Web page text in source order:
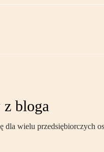
bloga
dla wielu